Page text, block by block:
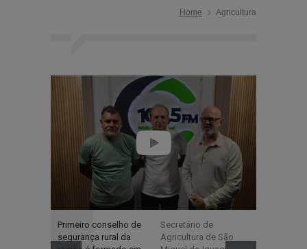
Home Agricultura
Primeiro conselho de
segurança rural da
Secretário de
Agricultura de São